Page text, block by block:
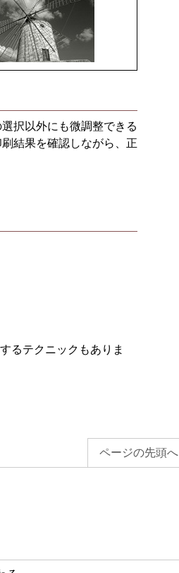
択以外にも微調整できる
結果を確認しながら、正
るテクニックもありま
ページの先頭へ